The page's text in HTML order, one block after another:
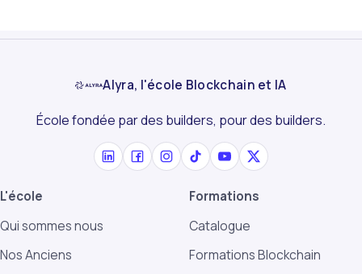
Alyra, l'école Blockchain et IA
École fondée par des builders, pour des builders.
L'école
Qui sommes nous
Nos Anciens
Formations
Catalogue
Formations Blockchain